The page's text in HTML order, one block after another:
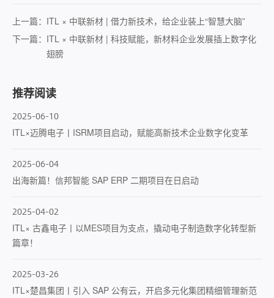
上一篇： ITL × 中联新材 | 借力新技术，给企业装上“智慧大脑”
下一篇： ITL × 中联新材 | 科技赋能，新材料企业发展插上数字化
翅膀
推荐阅读
2025-06-10
ITL×迈腾电子丨ISRM项目启动，赋能高新技术企业数字化变革
2025-06-04
出海新篇！信邦智能 SAP ERP 二期项目在日启动
2025-04-02
ITL× 古鑫电子丨以MES项目为支点，撬动电子制造数字化转型新
篇章！
2025-03-26
ITL×楚昌集团丨引入 SAP 公有云，开启多元化集团精细管理新范